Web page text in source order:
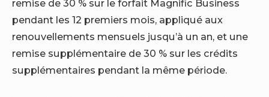
remise de 30 % sur le forfait Magnific Business
pendant les 12 premiers mois, appliqué aux
renouvellements mensuels jusqu’à un an, et une
remise supplémentaire de 30 % sur les crédits
supplémentaires pendant la même période.